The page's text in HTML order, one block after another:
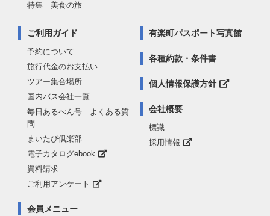
特集 美食の旅
ご利用ガイド
予約について
旅行代金のお支払い
ツアー集合場所
国内バス会社一覧
毎日あるぺん号 よくある質
問
まいたび倶楽部
電子カタログebook
資料請求
ご利用アンケート
会員メニュー
有楽町パスポート写真館
各種約款・条件書
個人情報保護方針
会社概要
標識
採用情報